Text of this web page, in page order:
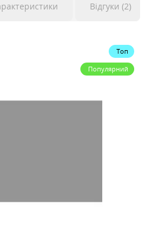
Відгуки (2)
Топ
Популярний